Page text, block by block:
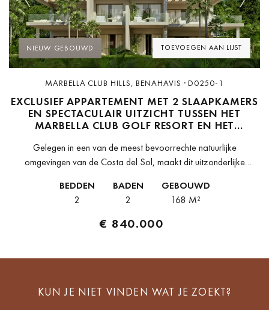
TOEVOEGEN AAN LIJST
Previous Next
NIEUW GEBOUWD
MARBELLA CLUB HILLS, BENAHAVIS · D0250-1
EXCLUSIEF APPARTEMENT MET 2 SLAAPKAMERS
EN SPECTACULAIR UITZICHT TUSSEN HET
MARBELLA CLUB GOLF RESORT EN HET
Gelegen in een van de meest bevoorrechte natuurlijke
omgevingen van de Costa del Sol, maakt dit uitzonderlijke
exclusief woonproject...
BEDDEN
2
BADEN
2
GEBOUWD
168 M²
€ 840.000
KUN JE NIET VINDEN WAT JE ZOEKT?